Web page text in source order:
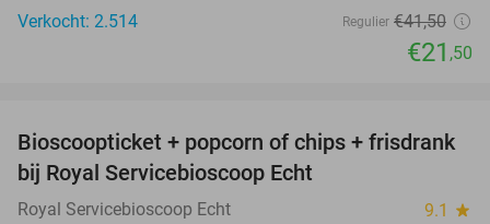
Verkocht: 2.514
Regulier €41,50
€21 ,50
34%
Bioscoopticket + popcorn of chips + frisdrank
bij Royal Servicebioscoop Echt
Royal Servicebioscoop Echt 9.1 star